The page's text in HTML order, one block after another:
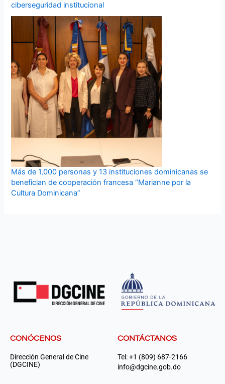
ciberseguridad institucional
Más de 1,000 personas y 13 instituciones dominicanas se
benefician de cooperación francesa “Marianne por la
Cultura Dominicana”
CONÓCENOS
Dirección General de Cine
(DGCINE)
CONTÁCTANOS
Tel: +1 (809) 687-2166
info@dgcine.gob.do